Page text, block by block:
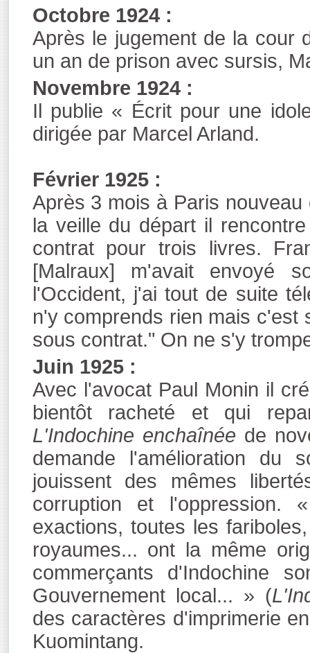
Octobre 1924 :
Après le jugement de la cour
un an de prison avec sursis,
Novembre 1924 :
Il publie « Écrit pour une
dirigée par Marcel Arland.
Février 1925 :
Après 3 mois à Paris
la veille du départ il
contrat pour trois livres.
[Malraux] m'avait envoyé
l'Occident, j'ai tout de suite
n'y comprends rien mais c'est
sous contrat." On ne s'y
Juin 1925 :
Avec l'avocat Paul Monin il
bientôt racheté et qui
L'Indochine enchaînée de
demande l'amélioration du
jouissent des mêmes
corruption et l'oppression.
exactions, toutes les
royaumes... ont la même
commerçants d'Indochine
Gouvernement local... » (
des caractères d'imprimerie
Kuomintang.